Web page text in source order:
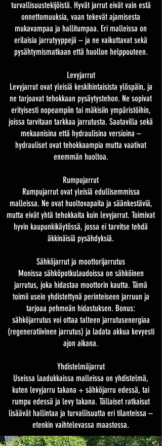
turvallisuustekijöistä. Hyvät jarrut eivät vain estä
onnettomuuksia, vaan tekevät ajamisesta
mukavampaa ja hallitumpaa. Eri malleissa on
erilaisia jarrutyyppejä – ja ne vaikuttavat sekä
pysähtymismatkaan että huollon helppouteen.
Levyjarrut
Levyjarrut ovat yleisiä keskihintaisista ylöspäin, ja
ne tarjoavat tehokkaan pysäytystehon. Ne sopivat
erityisesti nopeampiin tai mäkisiin ympäristöihin,
joissa tarvitaan tarkkaa jarrutusta. Saatavilla sekä
mekaanisina että hydraulisina versioina –
hydrauliset ovat tehokkaampia mutta vaativat
enemmän huoltoa.
Rumpujarrut
Rumpujarrut ovat yleisiä edullisemmissa
malleissa. Ne ovat huoltovapaita ja säänkestäviä,
mutta eivät yhtä tehokkaita kuin levyjarrut. Toimivat
hyvin kaupunkikäytössä, jossa ei tarvitse tehdä
äkkinäisiä pysähdyksiä.
Sähköjarrut ja moottorijarrutus
Monissa sähköpotkulaudoissa on sähköinen
jarrutus, joka hidastaa moottorin kautta. Tämä
toimii usein yhdistettynä perinteiseen jarruun ja
tarjoaa pehmeän hidastuksen. Bonus:
sähköjarrutus voi ottaa talteen jarrutusenergiaa
(regeneratiivinen jarrutus) ja ladata akkua kevyesti
ajon aikana.
Yhdistelmäjarrut
Useissa laadukkaissa malleissa on yhdistelmä,
kuten levyjarru takana + sähköjarru edessä, tai
rumpu edessä ja levy takana. Tällaiset ratkaisut
lisäävät hallintaa ja turvallisuutta eri tilanteissa –
etenkin vaihtelevassa maastossa.